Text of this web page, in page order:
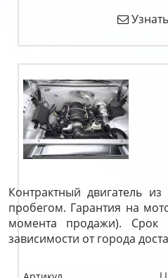
Контрактный двигатель
пробегом. Гарантия на
момента продажи).
зависимости от города